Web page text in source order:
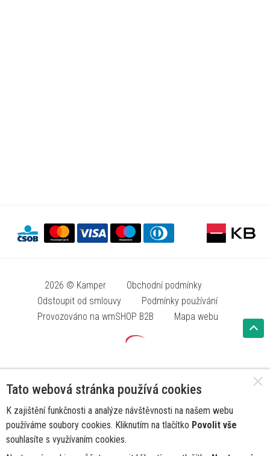
2026 © Kamper
Obchodní podmínky
Odstoupit od smlouvy
Podmínky používání
Provozováno na wmSHOP B2B
Mapa webu
Tato webová stránka používá cookies
K zajištění funkčnosti a analýze návštěvnosti na našem webu
používáme soubory cookies. Kliknutím na tlačítko Povolit vše
souhlasíte s využívaním cookies.